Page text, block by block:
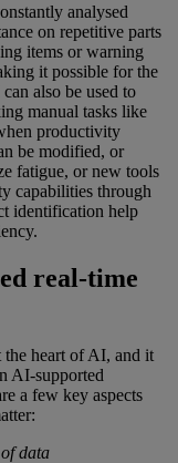
analysed
on repetitive parts
items or warning
it possible for the
also be used to
manual tasks like
productivity
be modified, or
fatigue, or new tools
capabilities through
identification help
real-time
the heart of AI, and it
AI-supported
a few key aspects
data